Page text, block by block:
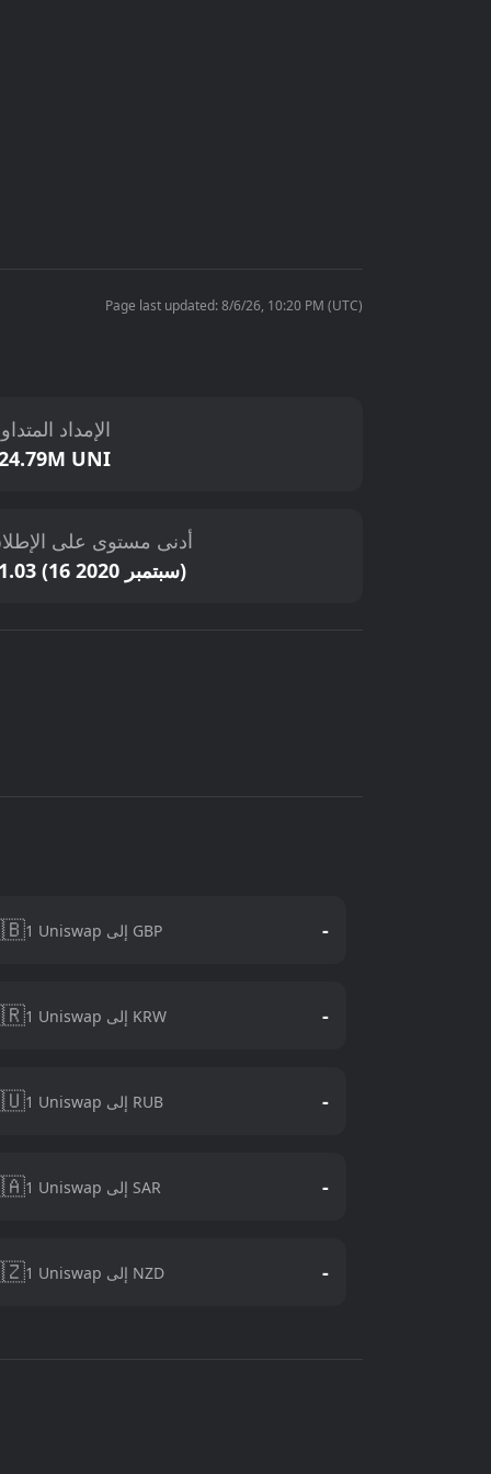
Page last updated: 8/6/26, 10:20 PM (UTC)
الإمداد
UNI
أدنى مستوى على
$1.03 (16 سبتمبر 2020)
1 Uniswap إلى GBP -
1 Uniswap إلى KRW -
1 Uniswap إلى RUB -
1 Uniswap إلى SAR -
1 Uniswap إلى NZD -